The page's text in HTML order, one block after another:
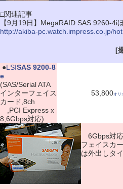
□関連記事
【9月19日】MegaRAID SAS 9260-4i
http://akiba-pc.watch.impress.co.jp/
[
●LSISAS 9200-8
e
(SAS/Serial ATA
インターフェイス
カード,8ch
,PCI Express x
8,6Gbps対応)
53,800オリ
6Gbps対応
フェイスカ
は外出しタイ